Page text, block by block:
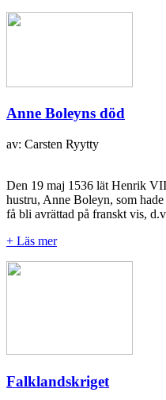
Anne Boleyns död
av: Carsten Ryytty
Den 19 maj 1536 lät Henrik
hustru, Anne Boleyn, som
få bli avrättad på franskt vis,
+ Läs mer
Falklandskriget